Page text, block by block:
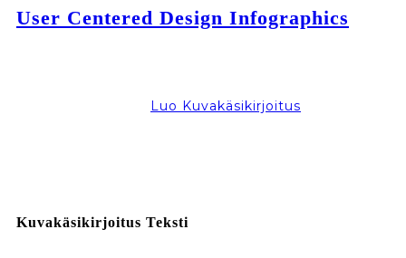
User Centered Design Infographics
Luo Kuvakäsikirjoitus
Kuvakäsikirjoitus Teksti